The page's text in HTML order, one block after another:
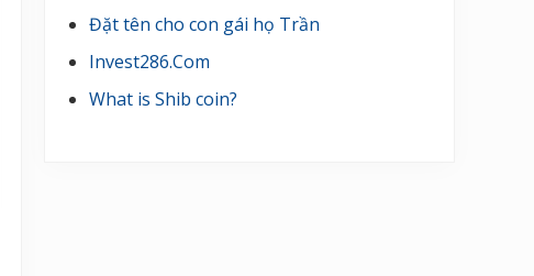
Đặt tên cho con gái họ Trần
Invest286.Com
What is Shib coin?